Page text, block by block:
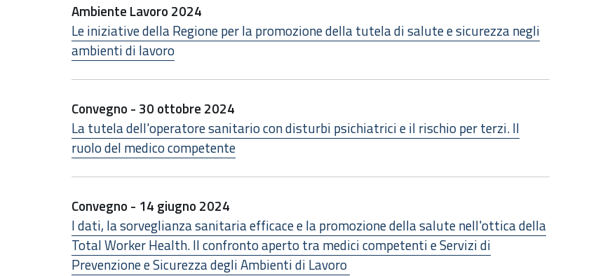
Ambiente Lavoro 2024
Le iniziative della Regione per la promozione della tutela di salute e sicurezza negli
ambienti di lavoro
Convegno - 30 ottobre 2024
La tutela dell'operatore sanitario con disturbi psichiatrici e il rischio per terzi. Il
ruolo del medico competente
Convegno - 14 giugno 2024
I dati, la sorveglianza sanitaria efficace e la promozione della salute nell'ottica della
Total Worker Health. Il confronto aperto tra medici competenti e Servizi di
Prevenzione e Sicurezza degli Ambienti di Lavoro